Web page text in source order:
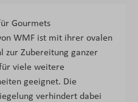
Gourmets
WMF ist mit ihrer ovalen
zur Zubereitung ganzer
viele weitere
geeignet. Die
verhindert dabei